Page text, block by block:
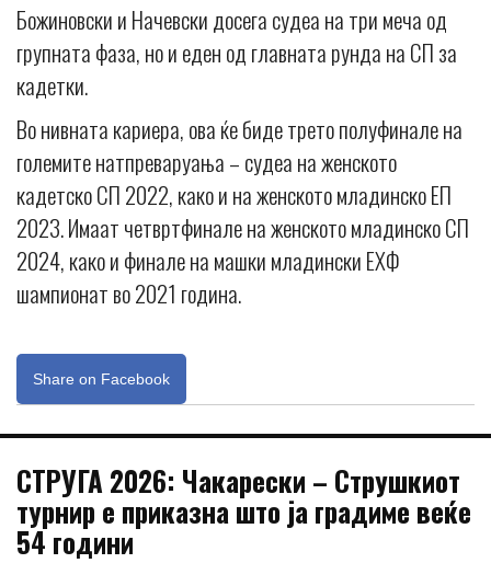
Божиновски и Начевски досега судеа на три меча од
групната фаза, но и еден од главната рунда на СП за
кадетки.
Во нивната кариера, ова ќе биде трето полуфинале на
големите натпреваруања – судеа на женското
кадетско СП 2022, како и на женското младинско ЕП
2023. Имаат четвртфинале на женското младинско СП
2024, како и финале на машки младински ЕХФ
шампионат во 2021 година.
Share on Facebook
СТРУГА 2026: Чакарески – Струшкиот
турнир е приказна што ја градиме веќе
54 години